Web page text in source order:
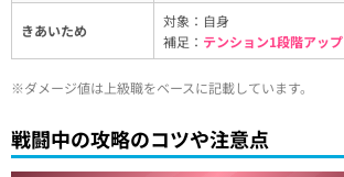
きあいため
対象：自身
補足： テンション1段階アップ
※ダメージ値は上級職をベースに記載しています。
戦闘中の攻略のコツや注意点